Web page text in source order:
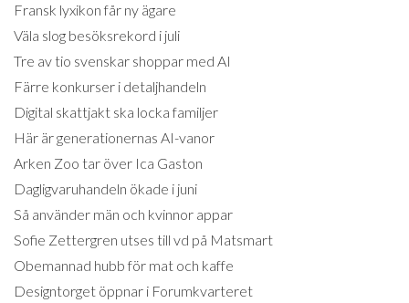
Fransk lyxikon får ny ägare
Väla slog besöksrekord i juli
Tre av tio svenskar shoppar med AI
Färre konkurser i detaljhandeln
Digital skattjakt ska locka familjer
Här är generationernas AI-vanor
Arken Zoo tar över Ica Gaston
Dagligvaruhandeln ökade i juni
Så använder män och kvinnor appar
Sofie Zettergren utses till vd på Matsmart
Obemannad hubb för mat och kaffe
Designtorget öppnar i Forumkvarteret